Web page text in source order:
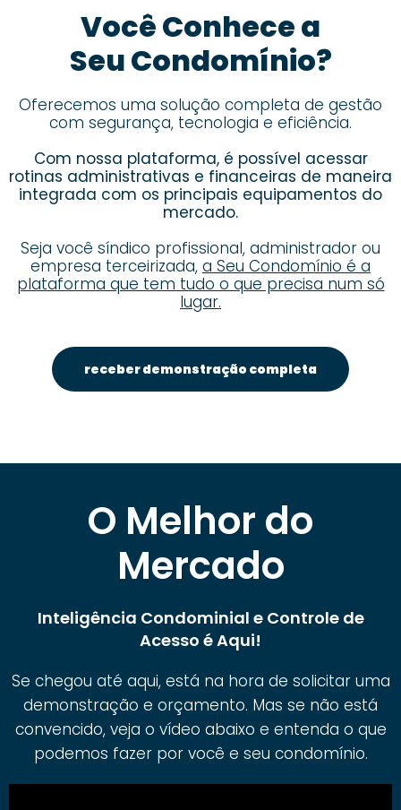
Você Conhece a
Seu Condomínio?
Oferecemos uma solução completa de gestão
com segurança, tecnologia e eficiência.
Com nossa plataforma, é possível acessar
rotinas administrativas e financeiras de maneira
integrada com os principais equipamentos do
mercado.
Seja você síndico profissional, administrador ou
empresa terceirizada, a Seu Condomínio é a
plataforma que tem tudo o que precisa num só
lugar.
receber demonstração completa
O Melhor do
Mercado
Inteligência Condominial e Controle de
Acesso é Aqui!
Se chegou até aqui, está na hora de solicitar uma
demonstração e orçamento. Mas se não está
convencido, veja o vídeo abaixo e entenda o que
podemos fazer por você e seu condomínio.